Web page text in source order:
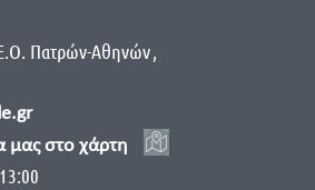
Πατρών-Αθηνών,
μας στο χάρτη